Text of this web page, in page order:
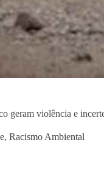
geram violência e
, Racismo Ambiental